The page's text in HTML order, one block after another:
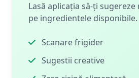
Lasă aplicația să-ți
pe ingredientele disponibile.
Scanare frigider
Sugestii creative